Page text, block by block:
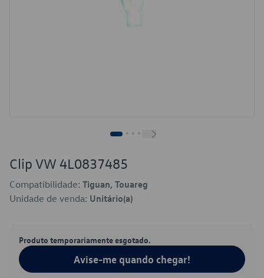
Clip VW 4L0837485
Compatibilidade: Tiguan, Touareg
Unidade de venda: Unitário(a)
Produto temporariamente esgotado.
Avise-me quando chegar!